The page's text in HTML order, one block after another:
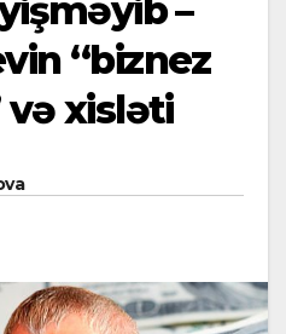
–
“biznez
və xisləti